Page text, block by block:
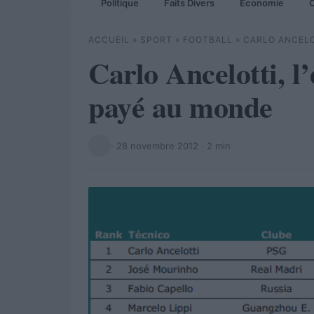
Politique Faits Divers Economie
ACCUEIL » SPORT » FOOTBALL » CARLO
Carlo Ancelotti,
payé au monde
· 28 novembre 2012 · 2 min